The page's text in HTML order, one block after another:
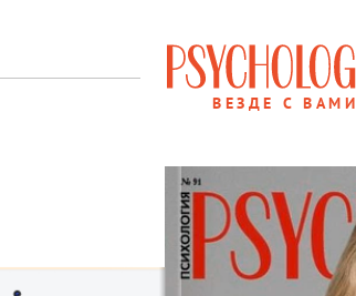
ВЕЗДЕ С ВАМИ